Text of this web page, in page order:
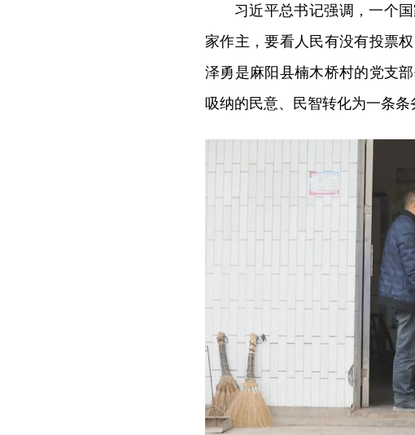
y
习近平总书记强调，一个
家作主，要看人民有没有投票
泽勇是麻阳县楠木桥村的党支
吸纳的民意、民智转化为一条